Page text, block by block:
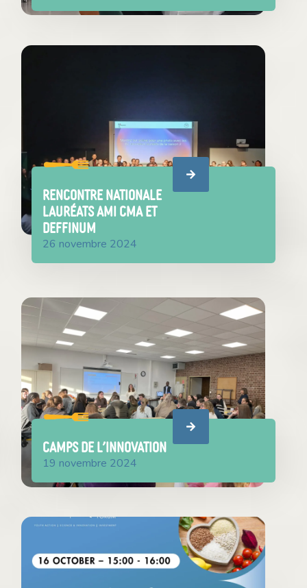
Rencontre nationale
lauréats AMI CMA et
DEFFINUM
26 novembre 2024
Camps de l’innovation
19 novembre 2024